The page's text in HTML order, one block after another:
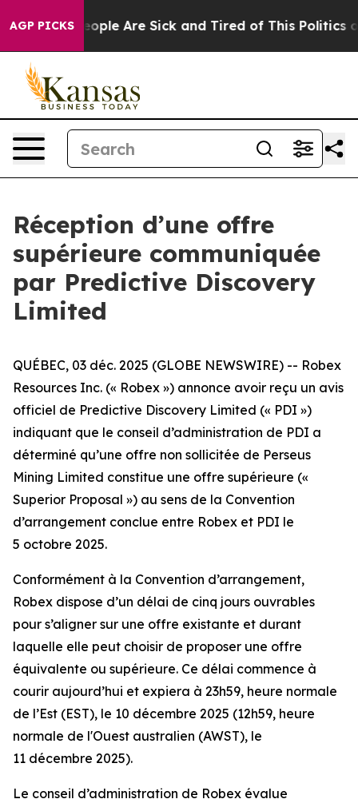
AGP PICKS
Win: “People Are Sick and Tired of This Politics of
Réception d’une offre
supérieure communiquée
par Predictive Discovery
Limited
QUÉBEC, 03 déc. 2025 (GLOBE NEWSWIRE) -- Robex
Resources Inc. (« Robex ») annonce avoir reçu un avis
officiel de Predictive Discovery Limited (« PDI »)
indiquant que le conseil d’administration de PDI a
déterminé qu’une offre non sollicitée de Perseus
Mining Limited constitue une offre supérieure («
Superior Proposal ») au sens de la Convention
d’arrangement conclue entre Robex et PDI le
5 octobre 2025.
Conformément à la Convention d’arrangement,
Robex dispose d’un délai de cinq jours ouvrables
pour s’aligner sur une offre existante et durant
laquelle elle peut choisir de proposer une offre
équivalente ou supérieure. Ce délai commence à
courir aujourd’hui et expiera à 23h59, heure normale
de l’Est (EST), le 10 décembre 2025 (12h59, heure
normale de l'Ouest australien (AWST), le
11 décembre 2025).
Le conseil d’administration de Robex évalue